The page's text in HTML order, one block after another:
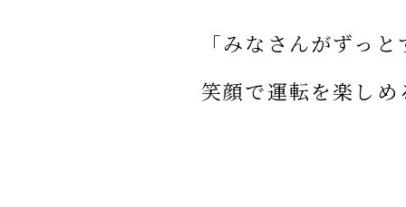
「みなさんがずっと
笑顔で運転を楽しめ